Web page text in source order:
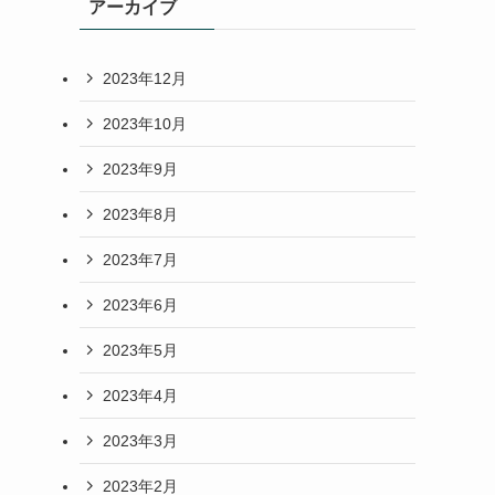
アーカイブ
2023年12月
2023年10月
2023年9月
2023年8月
2023年7月
2023年6月
2023年5月
2023年4月
2023年3月
2023年2月